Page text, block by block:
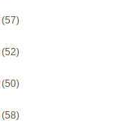
(57)
(52)
(50)
(58)